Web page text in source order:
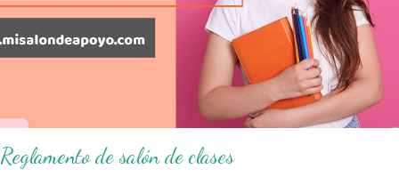
atender las necesidades que nuestro grupo requiera de acuerdo a los
resultados del examen trimestral que apliquemos. Sin mas que decir les
damos las gracias para seguir apoyándonos en este nuevo blog
educativo y gracias por su preferencia. Recuerden que todo material
Reglamento de salón de clases